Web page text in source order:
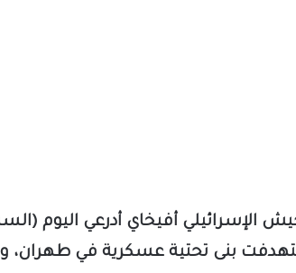
الإسرائيلي أفيخاي أدرعي اليوم
بنى تحتية عسكرية في